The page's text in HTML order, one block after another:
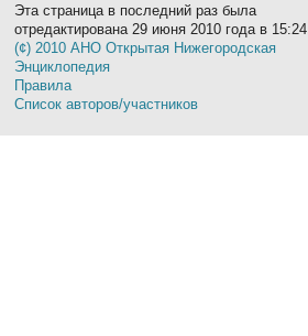
Эта страница в последний раз была
отредактирована 29 июня 2010 года в 15:24.
(¢) 2010 АНО Открытая Нижегородская
Энциклопедия
Правила
Список авторов/участников